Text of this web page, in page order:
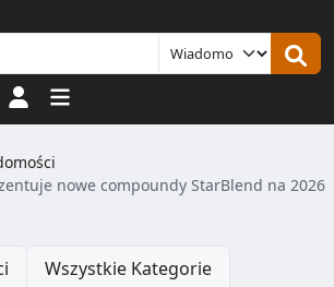
Logowanie
nowe compoundy StarBlend na 2026
Wszystkie Kategorie